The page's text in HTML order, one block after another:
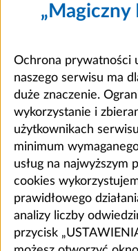
„Magiczny
Ochrona prywatności
naszego serwisu ma
duże znaczenie.
wykorzystanie i
użytkownikach
minimum
usług na najwyższym
cookies
prawidłowego
analizy liczby
przycisk